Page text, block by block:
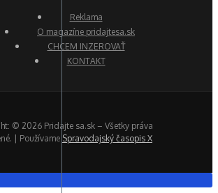
Reklama
O magazíne pridajtesa.sk
CHCEM INZEROVAŤ
KONTAKT
© 2026 Pridajte sa.sk – Všetky práva
| Používame Spravodajský časopis X